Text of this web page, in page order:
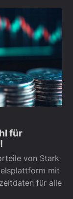
für
von Stark
mit
für alle